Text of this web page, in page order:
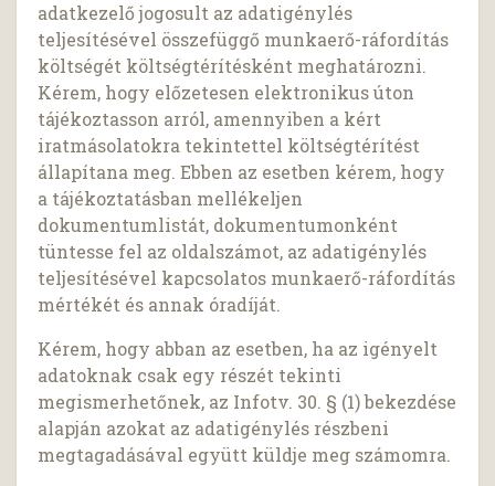
adatkezelő jogosult az adatigénylés
teljesítésével összefüggő munkaerő-ráfordítás
költségét költségtérítésként meghatározni.
Kérem, hogy előzetesen elektronikus úton
tájékoztasson arról, amennyiben a kért
iratmásolatokra tekintettel költségtérítést
állapítana meg. Ebben az esetben kérem, hogy
a tájékoztatásban mellékeljen
dokumentumlistát, dokumentumonként
tüntesse fel az oldalszámot, az adatigénylés
teljesítésével kapcsolatos munkaerő-ráfordítás
mértékét és annak óradíját.
Kérem, hogy abban az esetben, ha az igényelt
adatoknak csak egy részét tekinti
megismerhetőnek, az Infotv. 30. § (1) bekezdése
alapján azokat az adatigénylés részbeni
megtagadásával együtt küldje meg számomra.